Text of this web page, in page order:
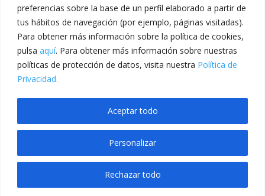
preferencias sobre la base de un perfil elaborado a partir de
tus hábitos de navegación (por ejemplo, páginas visitadas).
Para obtener más información sobre la política de cookies,
pulsa aquí. Para obtener más información sobre nuestras
políticas de protección de datos, visita nuestra Política de
Privacidad.
Personalizar
Rechazar todo
Aceptar todo
Aviso legal
Política de cookies
Calle San Martín, 56 · 46980 · Paterna · Valencia Telf:
961 383 014 · epadmon@lasallevp.es
Translate »
anadolucasino giriş